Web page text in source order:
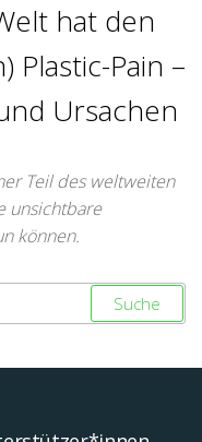
hat den
Plastic-Pain –
Ursachen
Teil des weltweiten
unsichtbare
können.